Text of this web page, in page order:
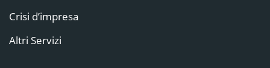
Crisi d’impresa
Altri Servizi